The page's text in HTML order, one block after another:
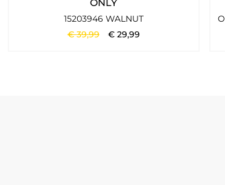
ONLY
15203946 WALNUT
€39,99 € 29,99